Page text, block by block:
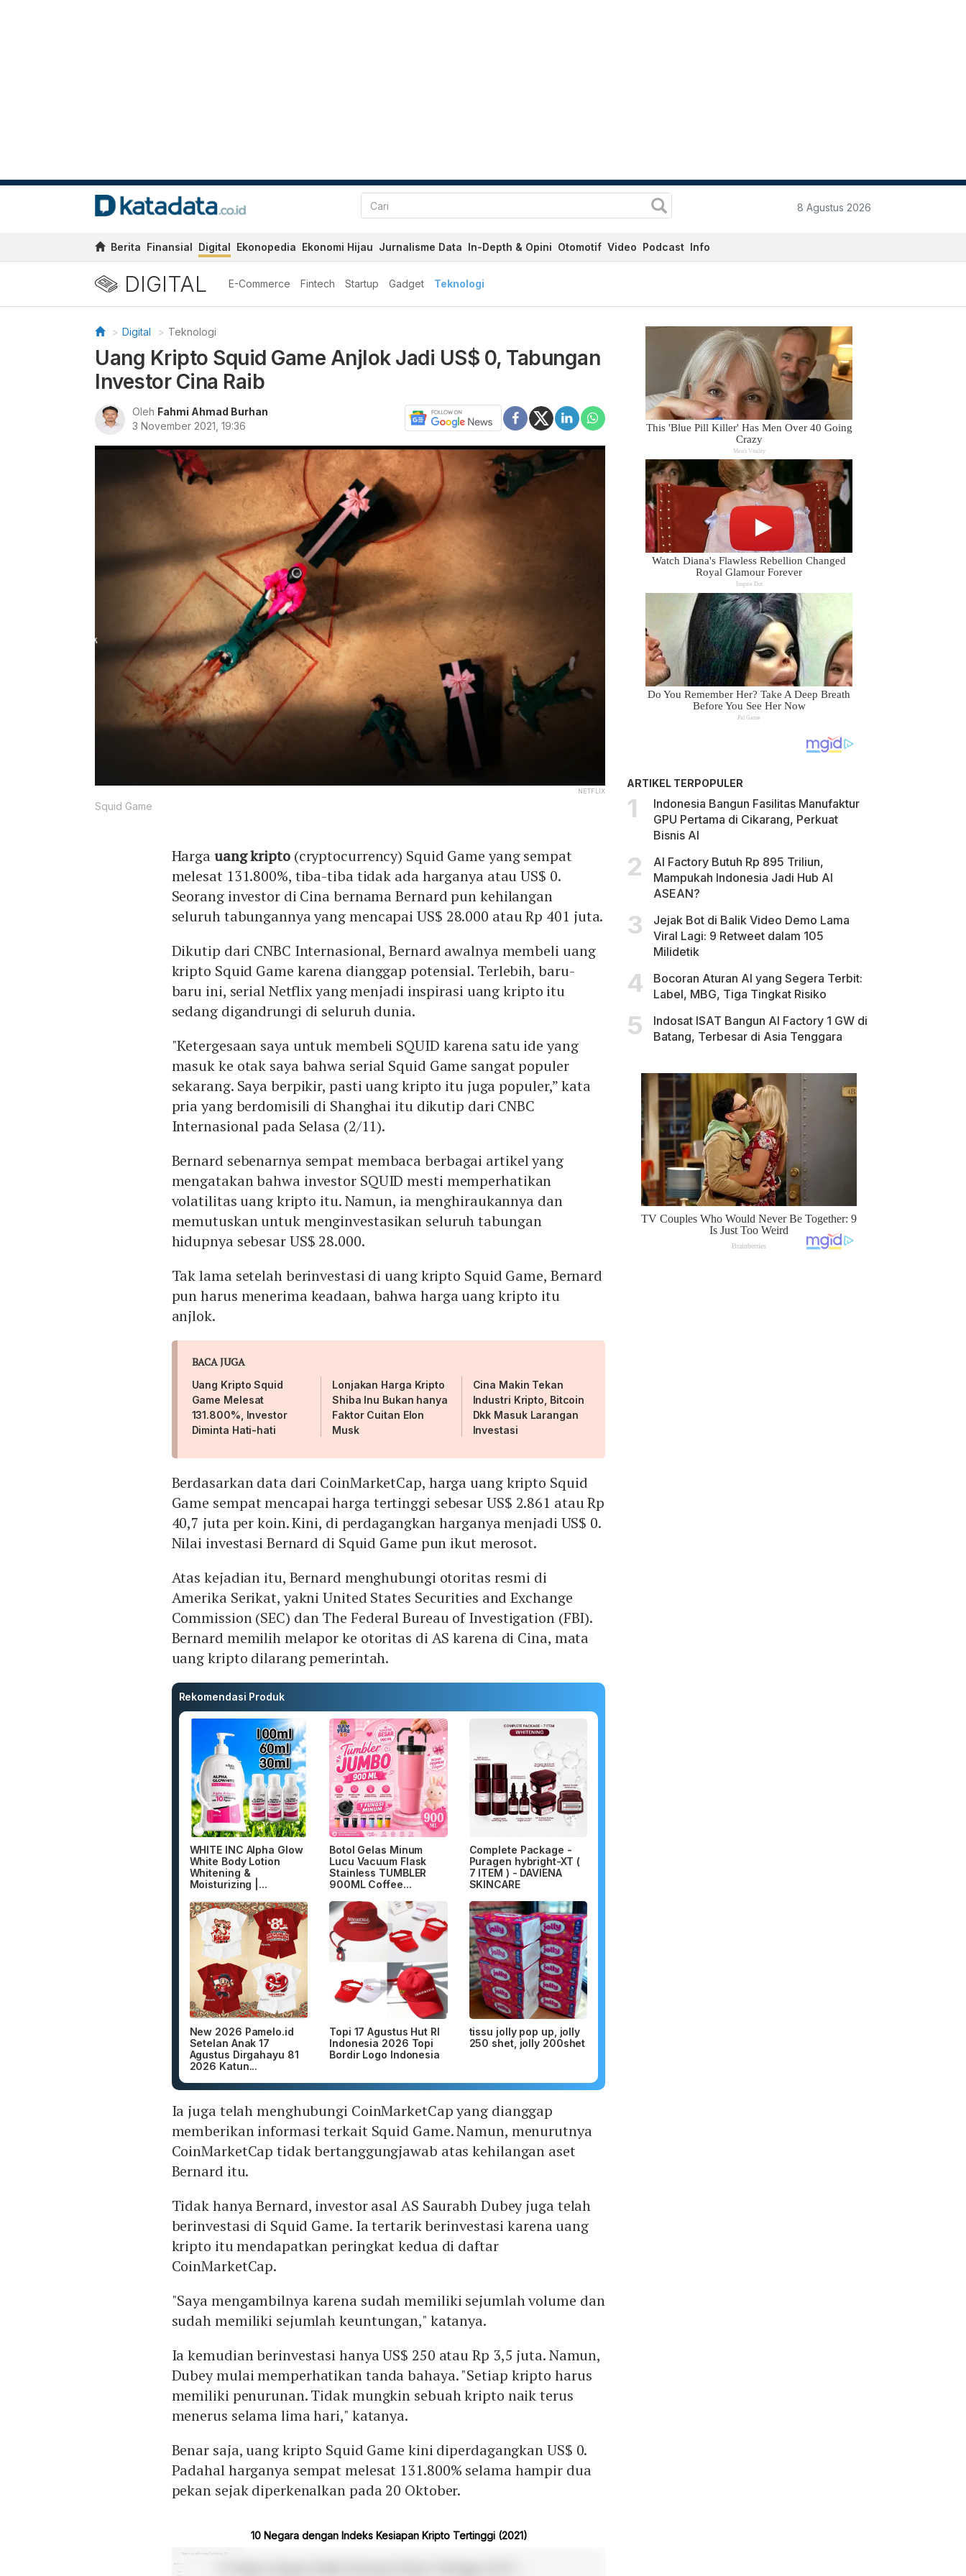
8 Agustus 2026
Berita Finansial Digital Ekonopedia Ekonomi Hijau Jurnalisme Data In-Depth & Opini Otomotif Video Podcast Info
DIGITAL E-Commerce Fintech Startup Gadget Teknologi
Digital Teknologi
Uang Kripto Squid Game Anjlok Jadi US$ 0, Tabungan
Investor Cina Raib
Oleh Fahmi Ahmad Burhan
3 November 2021, 19:36
NETFLIX
Squid Game
Hargauang kripto (cryptocurrency) Squid Game yang sempat
melesat 131.800%, tiba-tiba tidak ada harganya atau US$ 0.
Seorang investor di Cina bernama Bernard pun kehilangan
seluruh tabungannya yang mencapai US$ 28.000 atau Rp 401 juta.
Dikutip dari CNBC Internasional, Bernard awalnya membeli uang
kripto Squid Game karena dianggap potensial. Terlebih, baru-
baru ini, serial Netflix yang menjadi inspirasi uang kripto itu
sedang digandrungi di seluruh dunia.
"Ketergesaan saya untuk membeli SQUID karena satu ide yang
masuk ke otak saya bahwa serial Squid Game sangat populer
sekarang. Saya berpikir, pasti uang kripto itu juga populer,” kata
pria yang berdomisili di Shanghai itu dikutip dari CNBC
Internasional pada Selasa (2/11).
Bernard sebenarnya sempat membaca berbagai artikel yang
mengatakan bahwa investor SQUID mesti memperhatikan
volatilitas uang kripto itu. Namun, ia menghiraukannya dan
memutuskan untuk menginvestasikan seluruh tabungan
hidupnya sebesar US$ 28.000.
Tak lama setelah berinvestasi di uang kripto Squid Game, Bernard
pun harus menerima keadaan, bahwa harga uang kripto itu
anjlok.
BACA JUGA
Uang Kripto Squid
Game Melesat
131.800%, Investor
Diminta Hati-hati
Lonjakan Harga Kripto
Shiba Inu Bukan hanya
Faktor Cuitan Elon
Musk
Cina Makin Tekan
Industri Kripto, Bitcoin
Dkk Masuk Larangan
Investasi
Berdasarkan data dari CoinMarketCap, harga uang kripto Squid
Game sempat mencapai harga tertinggi sebesar US$ 2.861 atau Rp
40,7 juta per koin. Kini, di perdagangkan harganya menjadi US$ 0.
Nilai investasi Bernard di Squid Game pun ikut merosot.
Atas kejadian itu, Bernard menghubungi otoritas resmi di
Amerika Serikat, yakni United States Securities and Exchange
Commission (SEC) dan The Federal Bureau of Investigation (FBI).
Bernard memilih melapor ke otoritas di AS karena di Cina, mata
uang kripto dilarang pemerintah.
Rekomendasi Produk
WHITE INC Alpha Glow
White Body Lotion
Whitening &
Moisturizing |...
Botol Gelas Minum
Lucu Vacuum Flask
Stainless TUMBLER
900ML Coffee...
Complete Package -
Puragen hybright-XT (
7 ITEM ) - DAVIENA
SKINCARE
New 2026 Pamelo.id
Setelan Anak 17
Agustus Dirgahayu 81
2026 Katun...
Topi 17 Agustus Hut RI
Indonesia 2026 Topi
Bordir Logo Indonesia
tissu jolly pop up, jolly
250 shet, jolly 200shet
Ia juga telah menghubungi CoinMarketCap yang dianggap
memberikan informasi terkait Squid Game. Namun, menurutnya
CoinMarketCap tidak bertanggungjawab atas kehilangan aset
Bernard itu.
Tidak hanya Bernard, investor asal AS Saurabh Dubey juga telah
berinvestasi di Squid Game. Ia tertarik berinvestasi karena uang
kripto itu mendapatkan peringkat kedua di daftar
CoinMarketCap.
"Saya mengambilnya karena sudah memiliki sejumlah volume dan
sudah memiliki sejumlah keuntungan," katanya.
Ia kemudian berinvestasi hanya US$ 250 atau Rp 3,5 juta. Namun,
Dubey mulai memperhatikan tanda bahaya. "Setiap kripto harus
memiliki penurunan. Tidak mungkin sebuah kripto naik terus
menerus selama lima hari," katanya.
Benar saja, uang kripto Squid Game kini diperdagangkan US$ 0.
Padahal harganya sempat melesat 131.800% selama hampir dua
pekan sejak diperkenalkan pada 20 Oktober.
ARTIKEL TERPOPULER
Indonesia Bangun Fasilitas Manufaktur
GPU Pertama di Cikarang, Perkuat
Bisnis AI
AI Factory Butuh Rp 895 Triliun,
Mampukah Indonesia Jadi Hub AI
ASEAN?
Jejak Bot di Balik Video Demo Lama
Viral Lagi: 9 Retweet dalam 105
Milidetik
Bocoran Aturan AI yang Segera Terbit:
Label, MBG, Tiga Tingkat Risiko
Indosat ISAT Bangun AI Factory 1 GW di
Batang, Terbesar di Asia Tenggara